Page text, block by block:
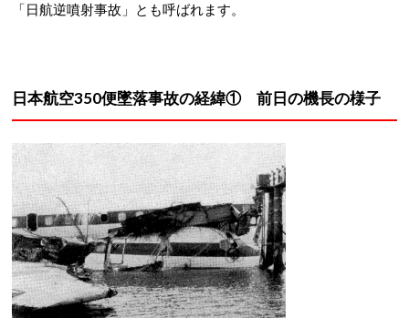
「日航逆噴射事故」とも呼ばれます。
日本航空350便墜落事故の経緯① 前日の機長の様子